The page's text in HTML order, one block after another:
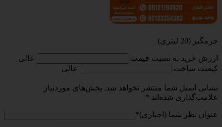
جرمگیر (20 لیتری)
ارزش خرید به نسبت قیمت
عالی
کیفیت ساخت
عالی
نشانی ایمیل شما منتشر نخواهد شد. بخش‌های موردنیاز
علامت‌گذاری شده‌اند *
عنوان نظر شما (اجباری)*